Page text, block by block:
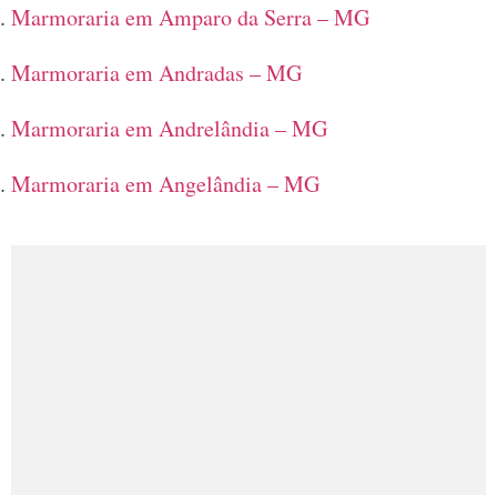
Marmoraria em Amparo da Serra – MG
Marmoraria em Andradas – MG
Marmoraria em Andrelândia – MG
Marmoraria em Angelândia – MG